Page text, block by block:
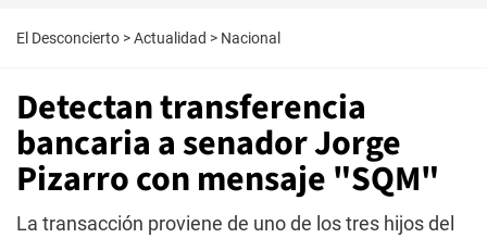
El Desconcierto >Actualidad > Nacional
Detectan transferencia
bancaria a senador Jorge
Pizarro con mensaje "SQM"
La transacción proviene de uno de los tres hijos del